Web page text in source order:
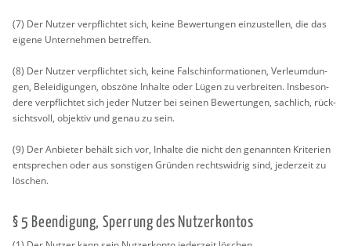
(7) Der Nut­zer ver­pflich­tet sich, keine Be­wer­tun­gen ein­zu­stel­len, die das
ei­ge­ne Un­ter­neh­men be­tref­fen.
(8) Der Nut­zer ver­pflich­tet sich, keine Falsch­in­for­ma­tio­nen, Ver­leum­dun­
gen, Be­lei­di­gun­gen, ob­szö­ne In­hal­te oder Lügen zu ver­brei­ten. Ins­be­son­
de­re ver­pflich­tet sich jeder Nut­zer bei sei­nen Be­wer­tun­gen, sach­lich, rück­
sichts­voll, ob­jek­tiv und genau zu sein.
(9) Der An­bie­ter be­hält sich vor, In­hal­te die nicht den ge­nann­ten Kri­te­ri­en
ent­spre­chen oder aus sons­ti­gen Grün­den rechts­wid­rig sind, je­der­zeit zu
lö­schen.
§ 5 Be­en­di­gung, Sper­rung des Nut­zer­kon­tos